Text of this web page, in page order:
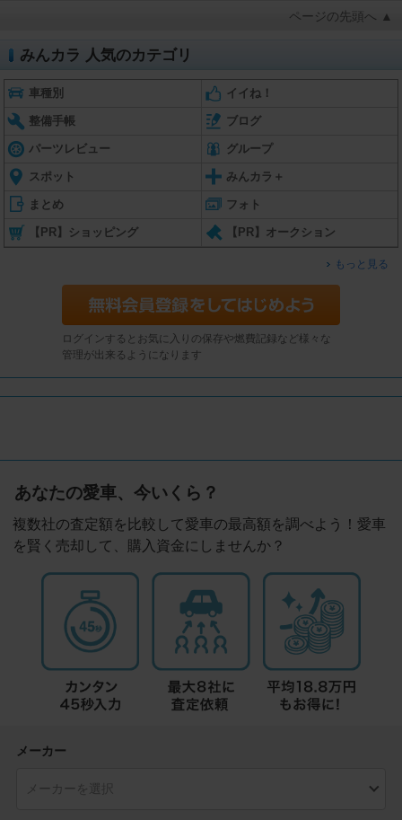
ページの先頭へ ▲
みんカラ 人気のカテゴリ
車種別 イイね！
整備手帳 ブログ
パーツレビュー グループ
スポット みんカラ＋
まとめ フォト
【PR】ショッピング 【PR】オークション
もっと見る
ログインするとお気に入りの保存や燃費記録など様々な
管理が出来るようになります
あなたの愛車、今いくら？
複数社の査定額を比較して愛車の最高額を調べよう！愛車
を賢く売却して、購入資金にしませんか？
メーカー